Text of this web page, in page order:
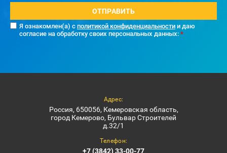
ОТПРАВИТЬ
Я ознакомлен(а) с политикой конфиденциальности и даю
согласие на обработку своих персональных данных: *
Адрес:
Россия, 650056, Кемеровская область,
город Кемерово, Бульвар Строителей
д.32/1
Телефон:
+7 (3842) 33-00-77